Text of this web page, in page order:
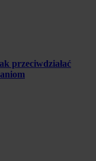
przeciwdziałać